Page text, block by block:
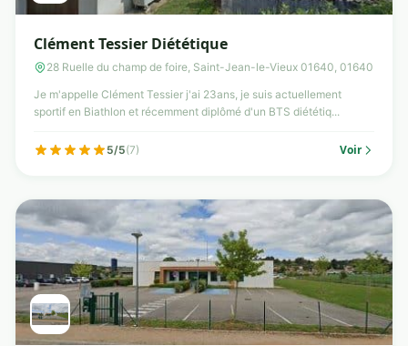
Clément Tessier Diététique
28 Ruelle du champ de foire, Saint-Jean-le-Vieux 01640, 01640
Je m'appelle Clément Tessier j'ai 23ans, je suis actuellement
sportif en Biathlon et récemment diplômé d'un BTS diététiq...
5/5(7) Voir